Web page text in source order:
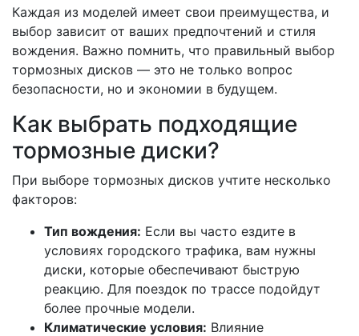
Каждая из моделей имеет свои преимущества, и
выбор зависит от ваших предпочтений и стиля
вождения. Важно помнить, что правильный выбор
тормозных дисков — это не только вопрос
безопасности, но и экономии в будущем.
Как выбрать подходящие
тормозные диски?
При выборе тормозных дисков учтите несколько
факторов:
Тип вождения: Если вы часто ездите в
условиях городского трафика, вам нужны
диски, которые обеспечивают быструю
реакцию. Для поездок по трассе подойдут
более прочные модели.
Климатические условия: Влияние